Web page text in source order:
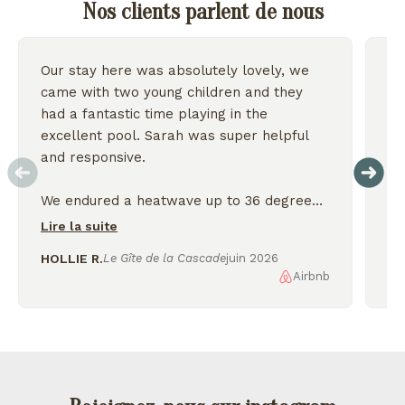
Nos clients parlent de nous
Our stay here was absolutely lovely, we
came with two young children and they
had a fantastic time playing in the
excellent pool. Sarah was super helpful
and responsive.
We endured a heatwave up to 36 degrees
but the house stayed nice and cool and we
We enjoyed exploring the nearby lakes
Lire la suite
HOLLIE R.Le Gîte de la Cascadejuin 2026
Airbnb